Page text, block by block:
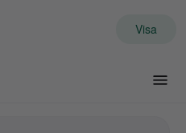
Visa